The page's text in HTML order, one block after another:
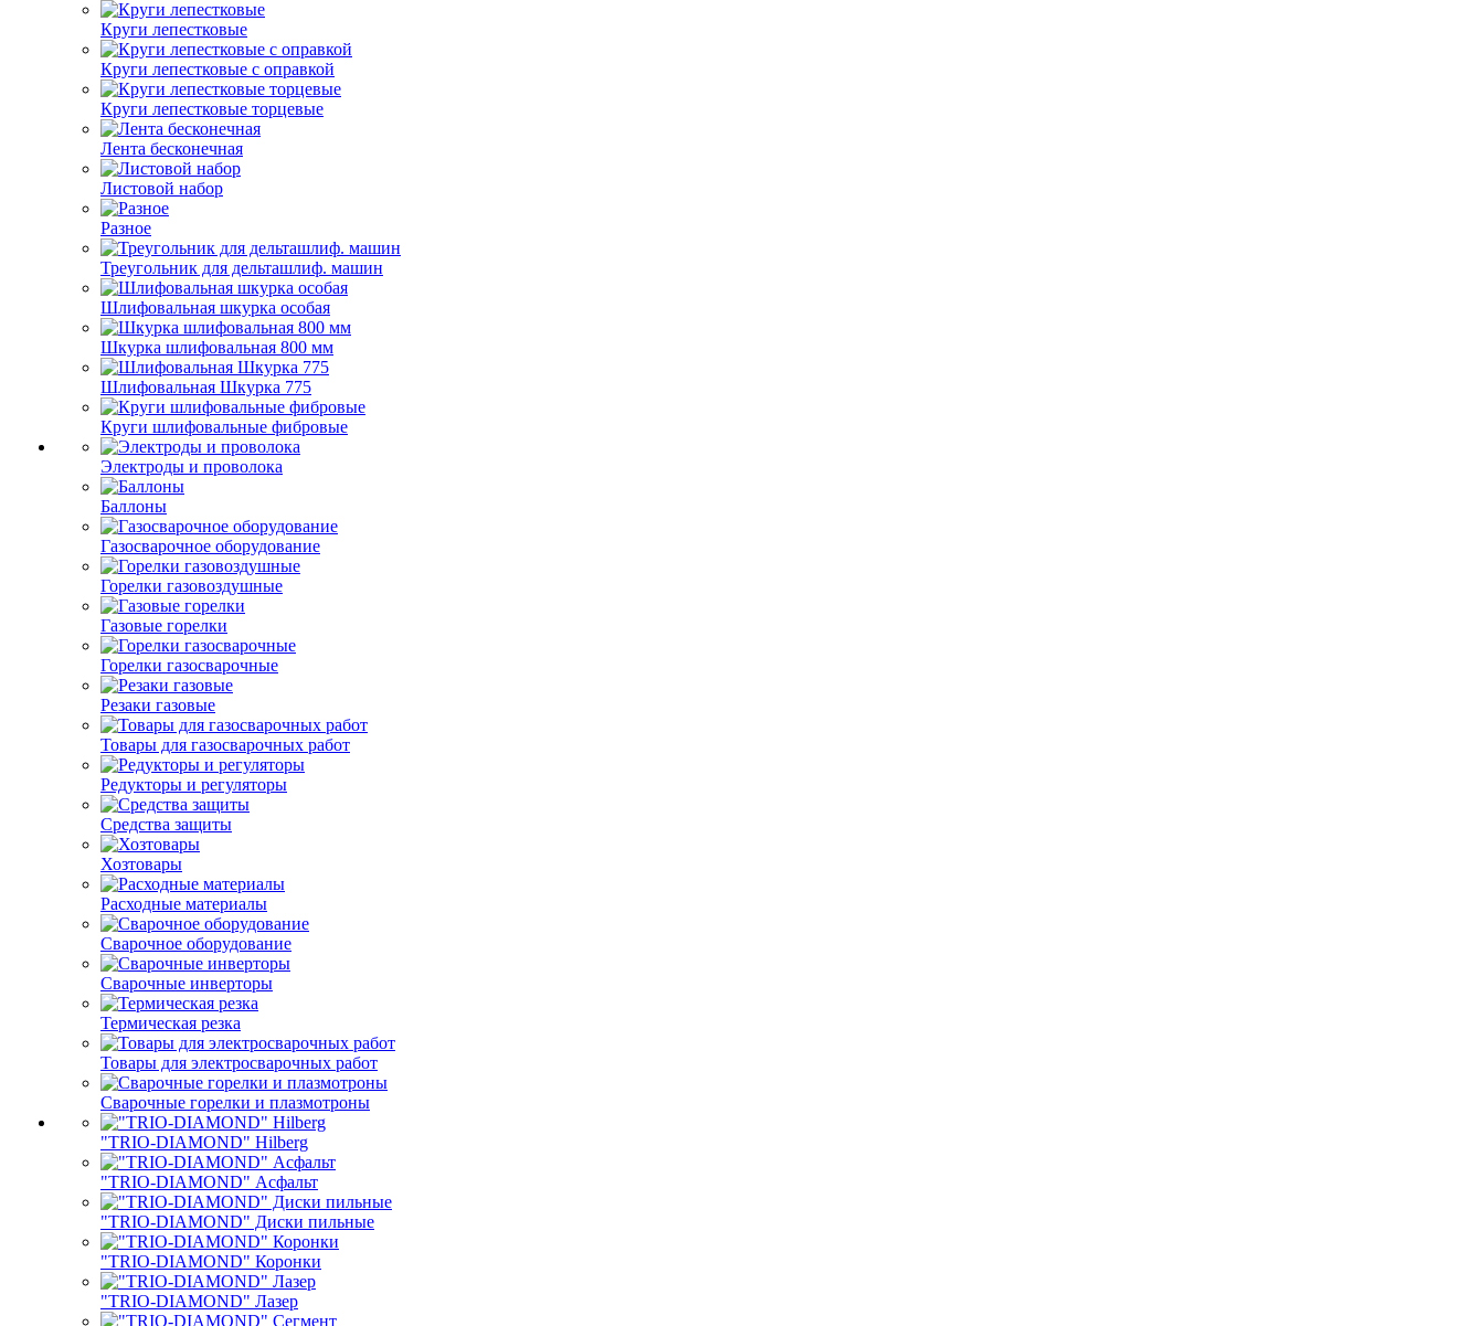
Круги лепестковые
Круги лепестковые с оправкой
Круги лепестковые торцевые
Лента бесконечная
Листовой набор
Разное
Треугольник для дельташлиф. машин
Шлифовальная шкурка особая
Шкурка шлифовальная 800 мм
Шлифовальная Шкурка 775
Круги шлифовальные фибровые
Электроды и проволока
Баллоны
Газосварочное оборудование
Горелки газовоздушные
Газовые горелки
Горелки газосварочные
Резаки газовые
Товары для газосварочных работ
Редукторы и регуляторы
Средства защиты
Хозтовары
Расходные материалы
Сварочное оборудование
Сварочные инверторы
Термическая резка
Товары для электросварочных работ
Сварочные горелки и плазмотроны
"TRIO-DIAMOND" Hilberg
"TRIO-DIAMOND" Асфальт
"TRIO-DIAMOND" Диски пильные
"TRIO-DIAMOND" Коронки
"TRIO-DIAMOND" Лазер